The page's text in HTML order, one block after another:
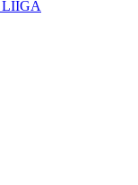
LIIGA